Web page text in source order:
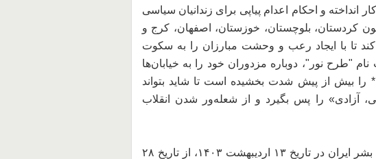
انداخته و احکام اعدام پیاپی برای زندانیان سیاسی
کردستان، بلوچستان، خوزستان، اصفهان، کرج و
تا با ایجاد رعب و وحشت مبارزان را به سکوت
"طرح نور"، دوباره مزدوران خود را به خیابان‌ها
بیش از پیش شدت بخشیده است تا شاید بتواند
آزادی» را پس بگیرد و از شعله‌ور شدن انقلاب
بر اساس آخرین گزارش سازمان حقوق بشر ایران در تاریخ ۱۳ اردیبهشت ۱۴۰۳، از تاریخ ۲۸